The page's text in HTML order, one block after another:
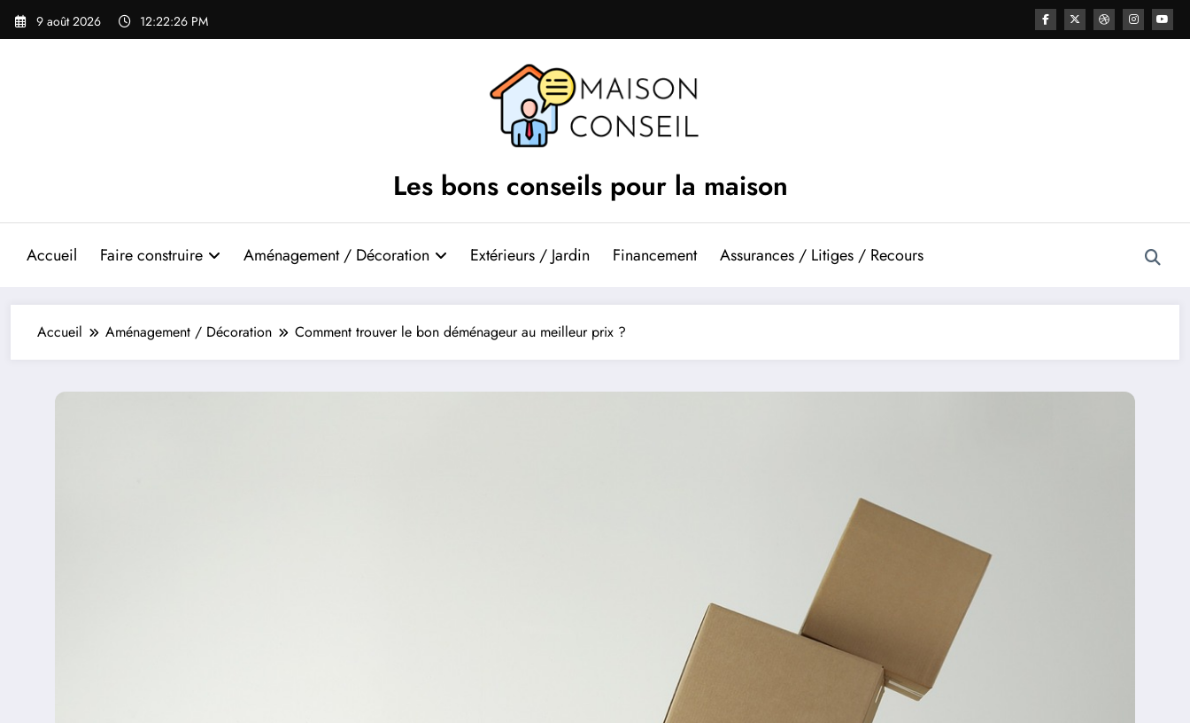
Aller
9 août 2026 12:22:28 PM
Les bons conseils pour la maison
Accueil Faire construire Aménagement / Décoration Extérieurs / Jardin Financement Assurances / Litiges / Recours
Accueil Aménagement / Décoration Comment trouver le bon déménageur au meilleur prix ?